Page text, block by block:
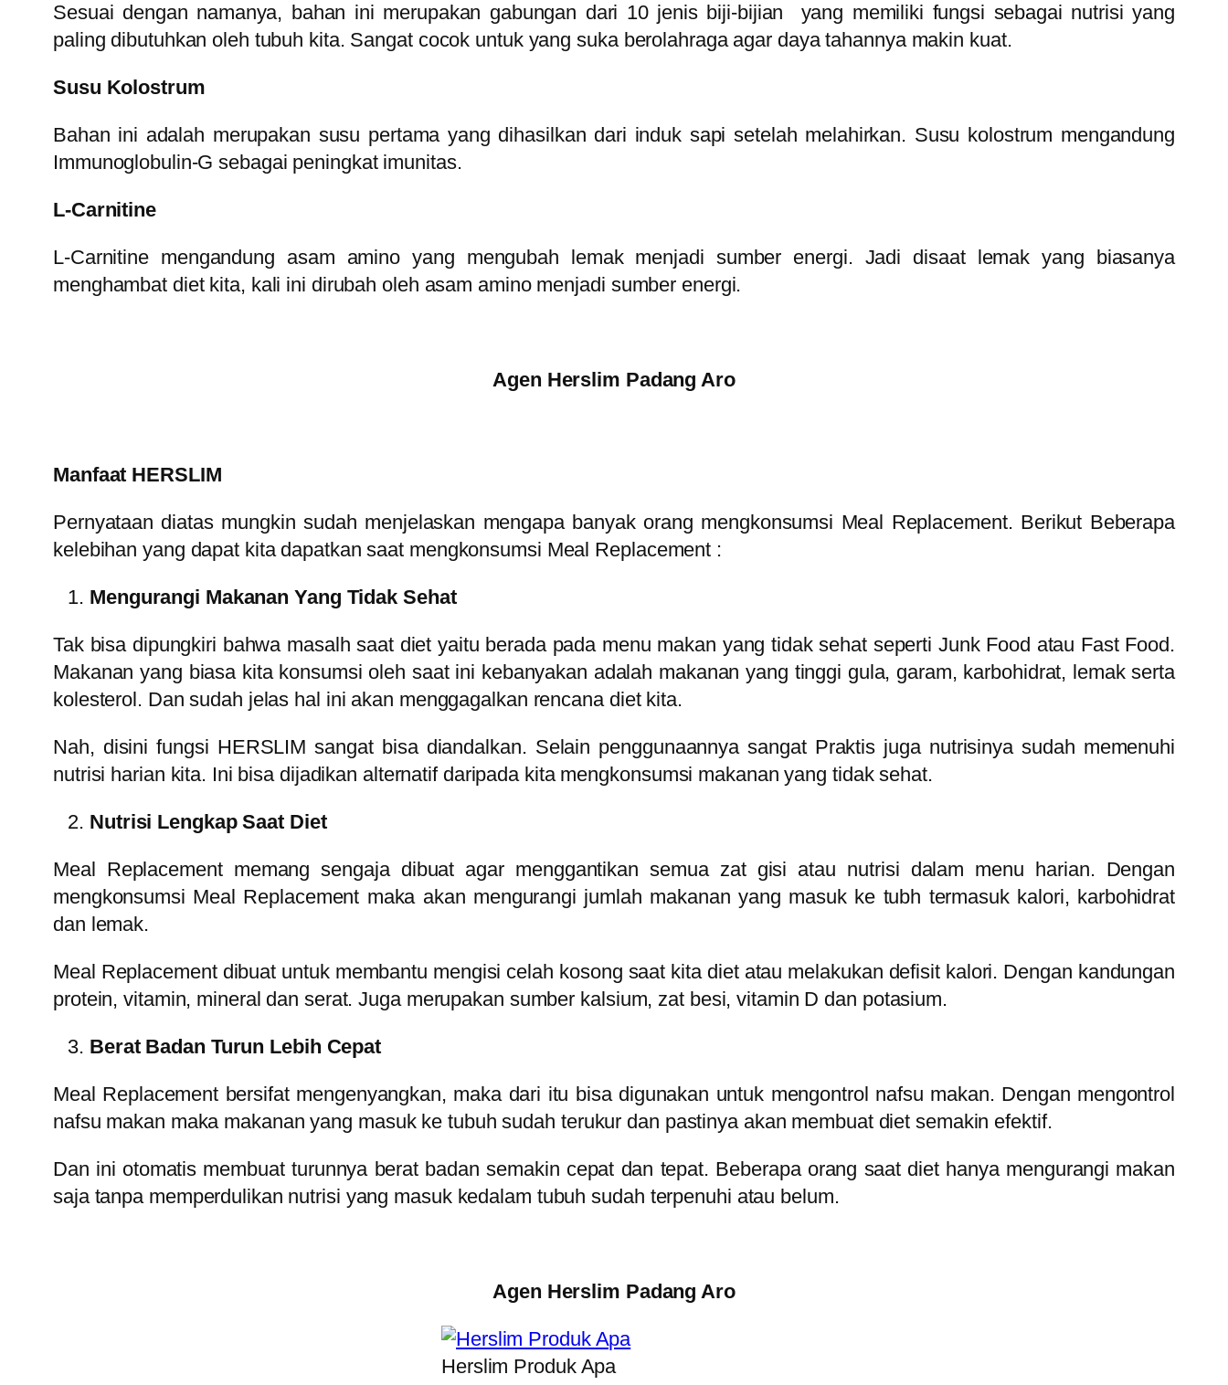
Sesuai dengan namanya, bahan ini merupakan gabungan dari 10 jenis biji-bijian yang memiliki fungsi sebagai nutrisi yang
paling dibutuhkan oleh tubuh kita. Sangat cocok untuk yang suka berolahraga agar daya tahannya makin kuat.
Susu Kolostrum
Bahan ini adalah merupakan susu pertama yang dihasilkan dari induk sapi setelah melahirkan. Susu kolostrum mengandung
Immunoglobulin-G sebagai peningkat imunitas.
L-Carnitine
L-Carnitine mengandung asam amino yang mengubah lemak menjadi sumber energi. Jadi disaat lemak yang biasanya
menghambat diet kita, kali ini dirubah oleh asam amino menjadi sumber energi.
Agen Herslim Padang Aro
Manfaat HERSLIM
Pernyataan diatas mungkin sudah menjelaskan mengapa banyak orang mengkonsumsi Meal Replacement. Berikut Beberapa
kelebihan yang dapat kita dapatkan saat mengkonsumsi Meal Replacement :
Mengurangi Makanan Yang Tidak Sehat
Tak bisa dipungkiri bahwa masalh saat diet yaitu berada pada menu makan yang tidak sehat seperti Junk Food atau Fast Food.
Makanan yang biasa kita konsumsi oleh saat ini kebanyakan adalah makanan yang tinggi gula, garam, karbohidrat, lemak serta
kolesterol. Dan sudah jelas hal ini akan menggagalkan rencana diet kita.
Nah, disini fungsi HERSLIM sangat bisa diandalkan. Selain penggunaannya sangat Praktis juga nutrisinya sudah memenuhi
nutrisi harian kita. Ini bisa dijadikan alternatif daripada kita mengkonsumsi makanan yang tidak sehat.
Nutrisi Lengkap Saat Diet
Meal Replacement memang sengaja dibuat agar menggantikan semua zat gisi atau nutrisi dalam menu harian. Dengan
mengkonsumsi Meal Replacement maka akan mengurangi jumlah makanan yang masuk ke tubh termasuk kalori, karbohidrat
dan lemak.
Meal Replacement dibuat untuk membantu mengisi celah kosong saat kita diet atau melakukan defisit kalori. Dengan kandungan
protein, vitamin, mineral dan serat. Juga merupakan sumber kalsium, zat besi, vitamin D dan potasium.
Berat Badan Turun Lebih Cepat
Meal Replacement bersifat mengenyangkan, maka dari itu bisa digunakan untuk mengontrol nafsu makan. Dengan mengontrol
nafsu makan maka makanan yang masuk ke tubuh sudah terukur dan pastinya akan membuat diet semakin efektif.
Dan ini otomatis membuat turunnya berat badan semakin cepat dan tepat. Beberapa orang saat diet hanya mengurangi makan
saja tanpa memperdulikan nutrisi yang masuk kedalam tubuh sudah terpenuhi atau belum.
Agen Herslim Padang Aro
Herslim Produk Apa